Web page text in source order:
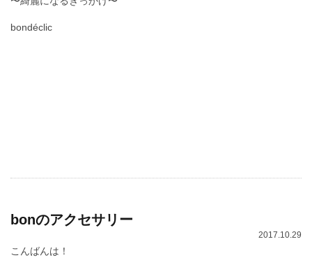
bondéclic
bonのアクセサリー
2017.10.29
こんばんは！